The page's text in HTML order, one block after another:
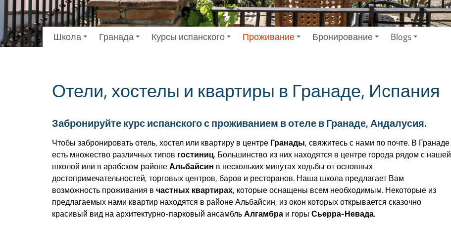
Школа Гранада Курсы испанского Проживание Бронирование Blogs
Отели, хостелы и квартиры в Гранаде, Испания
Забронируйте курс испанского с проживанием в отеле в Гранаде, Андалусия.
Чтобы забронировать отель, хостел или квартиру в центре Гранады, свяжитесь с нами по почте. В Гранаде
есть множество различных типов гостиниц. Большинство из них находятся в центре города рядом с нашей
школой или в арабском районеАльбайсин в нескольких минутах ходьбы от основных
достопримечательностей, торговых центров, баров и ресторанов. Наша школа предлагает Вам
возможность проживания вчастных квартирах, которые оснащены всем необходимым. Некоторые из
предлагаемых нами квартир находятся в районе Альбайсин, из окон которых открывается сказочно
красивый вид на архитектурно-парковый ансамбльАлгамбра и горыСьерра-Невада.